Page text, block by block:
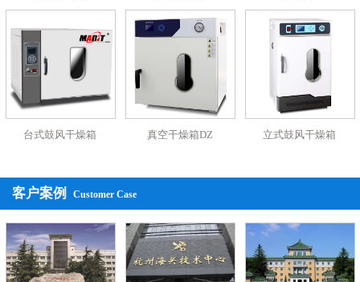
箱、真空脱泡箱干燥箱烘箱、台式鼓风干燥箱250℃、立式鼓风
干燥箱250℃、立式鼓风干燥箱300℃、II型鼓风干燥箱、高温干
燥箱500 ℃、101鼓风干燥箱、气浴摇床、卧式空气浴恒温摇
床、台式空气浴恒温摇床、双层空气浴恒温摇床、高温空气浴恒
温摇床、卧式往复回旋式恒温摇床、双层大容量药品强光稳定性
摇瓶机（振荡器）、电阻炉、耐火砖电阻炉、 陶瓷纤维电阻炉
等相关产品。公司立足电热设备的研究与开发，产品现今已被广
台式鼓风干燥箱 真空干燥箱DZ 立式鼓风干燥箱
客户案例 Customer Case